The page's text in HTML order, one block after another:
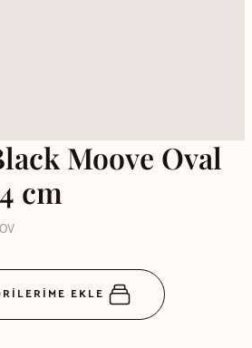
Moove Oval
cm
EKLE